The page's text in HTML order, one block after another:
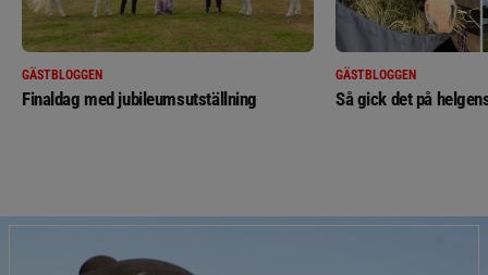
GÄSTBLOGGEN
Finaldag med jubileumsutställning
GÄSTBLOGGEN
Så gick det på